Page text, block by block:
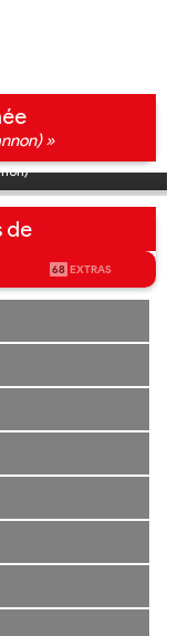
»
de
68 EXTRAS